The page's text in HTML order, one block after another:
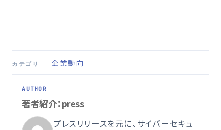
カテゴリ 企業動向
著者紹介：press
プレスリリースを元に、サイバーセキュ